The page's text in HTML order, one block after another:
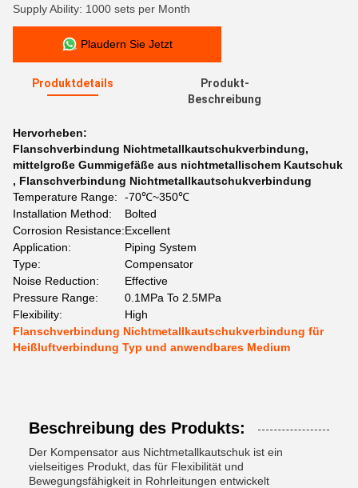
Supply Ability: 1000 sets per Month
Plaudern Sie Jetzt
Produktdetails
Produkt-
Beschreibung
Hervorheben:
Flanschverbindung Nichtmetallkautschukverbindung,
mittelgroße Gummigefäße aus nichtmetallischem Kautschuk
, Flanschverbindung Nichtmetallkautschukverbindung
Temperature Range:
-70℃~350℃
Installation Method:
Bolted
Corrosion Resistance:Excellent
Application:
Piping System
Type:
Compensator
Noise Reduction:
Effective
Pressure Range:
0.1MPa To 2.5MPa
Flexibility:
High
Flanschverbindung Nichtmetallkautschukverbindung für
Heißluftverbindung Typ und anwendbares Medium
Beschreibung des Produkts:
Der Kompensator aus Nichtmetallkautschuk ist ein
vielseitiges Produkt, das für Flexibilität und
Bewegungsfähigkeit in Rohrleitungen entwickelt